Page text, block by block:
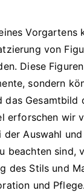
Vorgartens
von
Diese
sondern
das Gesamtbild
erforschen wir
der Auswahl
beachten sind,
des Stils und
und Pflege.